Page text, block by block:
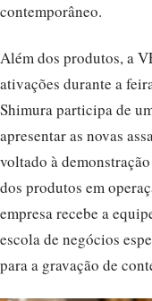
contemporâneo.
Além dos produtos, a
ativações durante a
Shimura participa de
apresentar as novas
voltado à
dos produtos em
empresa recebe a
escola de negócios
para a gravação de